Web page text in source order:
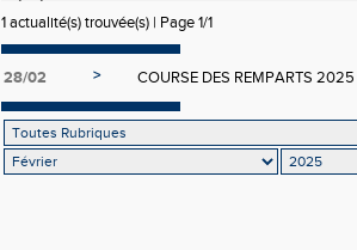
1 actualité(s) trouvée(s) | Page 1/1
28/02 > COURSE DES REMPARTS 2025